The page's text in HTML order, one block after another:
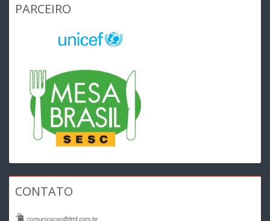
PARCEIRO
CONTATO